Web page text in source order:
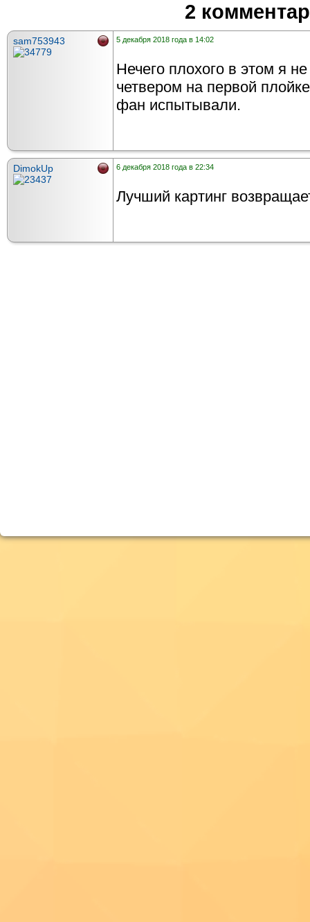
2
sam753943 5 декабря 2018 года в 14:02
Нечего плохого в этом я
четвером на первой
фан испытывали.
DimokUp 6 декабря 2018 года в 22:34
Лучший картинг